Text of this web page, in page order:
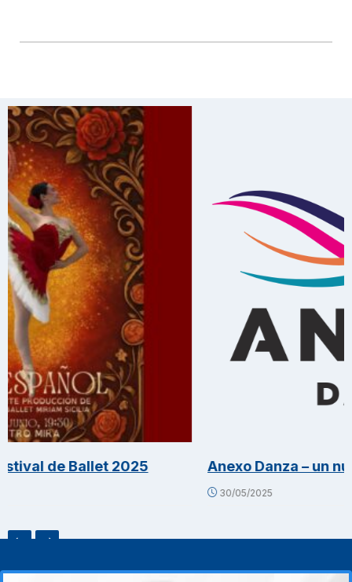
Ballet 2025 Anexo Danza – un nuevo
30/05/2025